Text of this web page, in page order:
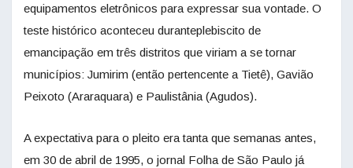
equipamentos eletrônicos para expressar sua vontade. O
teste histórico aconteceu duranteplebiscito de
emancipação em três distritos que viriam a se tornar
municípios: Jumirim (então pertencente a Tietê), Gavião
Peixoto (Araraquara) e Paulistânia (Agudos).
A expectativa para o pleito era tanta que semanas antes,
em 30 de abril de 1995, o jornal Folha de São Paulo já